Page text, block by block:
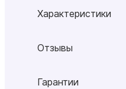
Характеристики
Отзывы
Гарантии